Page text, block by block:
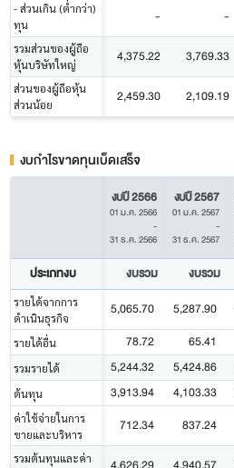
- ส่วนเกิน (ต่ำกว่า)
ทุน
- -
รวมส่วนของผู้ถือ
หุ้นบริษัทใหญ่
4,375.22 3,769.33
ส่วนของผู้ถือหุ้น
ส่วนน้อย
2,459.30 2,109.19
งบกำไรขาดทุนเบ็ดเสร็จ
งบปี 2566
01 ม.ค. 2566
-
31 ธ.ค. 2566
งบปี 2567
01 ม.ค. 2567
-
31 ธ.ค. 2567
ประเภทงบ งบรวม งบรวม
รายได้จากการ
ดำเนินธุรกิจ
5,065.70 5,287.90
รายได้อื่น 78.72 65.41
รวมรายได้ 5,244.32 5,424.86
ต้นทุน 3,913.94 4,103.33
ค่าใช้จ่ายในการ
ขายและบริหาร
712.34 837.24
รวมต้นทุนและค่า